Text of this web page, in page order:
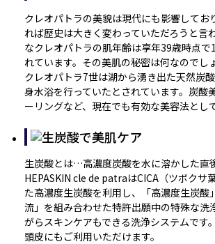
クレオパトラの美貌は現代にも影響してお
れば歴史は大きく変わっていただろうと言
なクレオパトラの肌年齢は享年39歳時点で
れています。その美肌の秘密は何なのでし
クレオパトラ7世は湖から湧き出た天然炭
身水浴を行っていたとされています。炭酸
ーリングなど、現在でも有効な美容法とし
生炭酸とは…高濃度炭酸を水に溶かした直
HEPASKIN cle de patraはCICA（ツボクサ
た高濃度生炭酸を利用し、「高濃度生炭酸
流」を組み合わせた特許出願中の特殊な洗
がらスキンケアもできる洗浄システムです
頭皮にもご利用いただけます。